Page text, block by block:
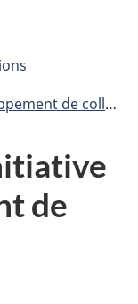
accueillantes
de